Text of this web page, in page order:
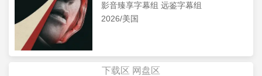
影音臻享字幕组 远鉴字幕组
2026/美国
下载区 网盘区